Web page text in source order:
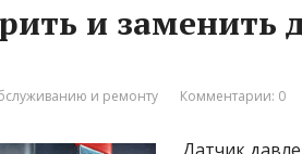
и заменить
и ремонту Комментарии: 0